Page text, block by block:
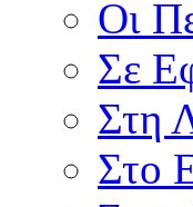
Οι
Σε
Στη
Στο